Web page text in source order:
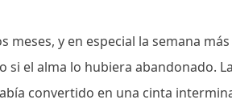
meses, y en especial la semana
si el alma lo hubiera abandonado.
convertido en una cinta